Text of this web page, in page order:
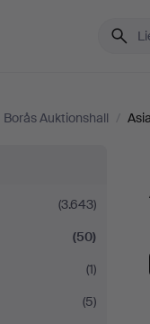
Borås Auktionshall /
(3.643)
(50)
(1)
(5)